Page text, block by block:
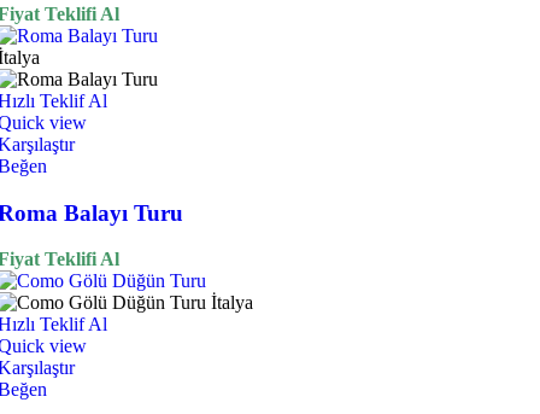
Teklifi Al
Teklif Al
view
Balayı Turu
Teklifi Al
Teklif Al
view